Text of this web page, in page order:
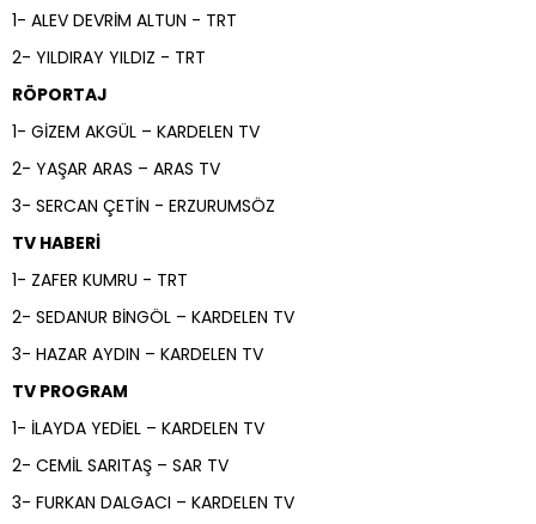
1- ALEV DEVRİM ALTUN - TRT
2- YILDIRAY YILDIZ - TRT
RÖPORTAJ
1- GİZEM AKGÜL – KARDELEN TV
2- YAŞAR ARAS – ARAS TV
3- SERCAN ÇETİN - ERZURUMSÖZ
TV HABERİ
1- ZAFER KUMRU - TRT
2- SEDANUR BİNGÖL – KARDELEN TV
3- HAZAR AYDIN – KARDELEN TV
TV PROGRAM
1- İLAYDA YEDİEL – KARDELEN TV
2- CEMİL SARITAŞ – SAR TV
3- FURKAN DALGACI – KARDELEN TV